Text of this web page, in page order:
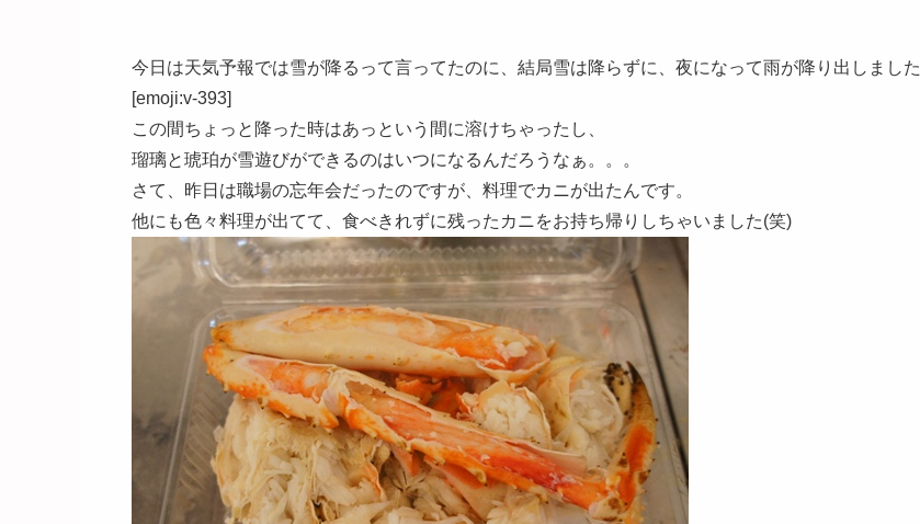
今日は天気予報では雪が降るって言ってたのに、結局雪は降らずに、夜になって雨が降り出しました
[emoji:v-393]
この間ちょっと降った時はあっという間に溶けちゃったし、
瑠璃と琥珀が雪遊びができるのはいつになるんだろうなぁ。。。
さて、昨日は職場の忘年会だったのですが、料理でカニが出たんです。
他にも色々料理が出てて、食べきれずに残ったカニをお持ち帰りしちゃいました(笑)